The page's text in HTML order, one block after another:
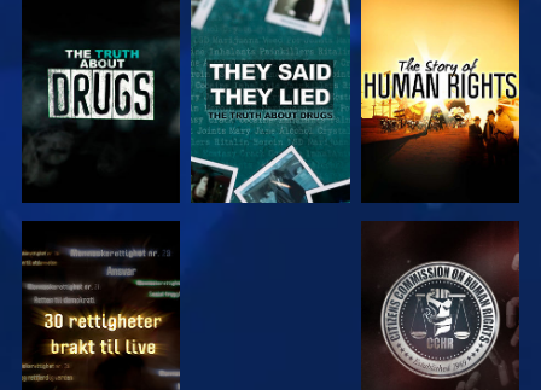
SE SE
SE SE